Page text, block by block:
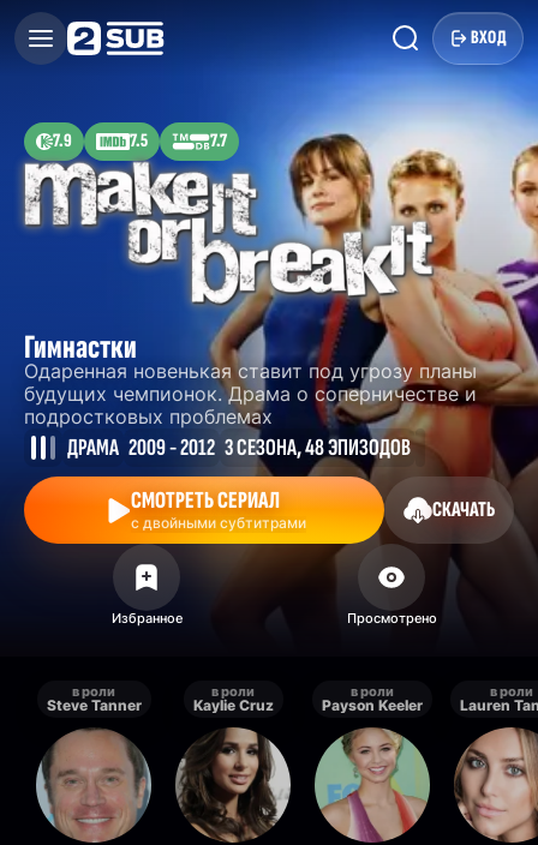
ВХОД
7.9 7.5 7.7
Гимнастки
Одаренная новенькая ставит под угрозу планы
будущих чемпионок. Драма о соперничестве и
подростковых проблемах
ДРАМА 2009 - 2012 3 СЕЗОНА, 48 ЭПИЗОДОВ
СМОТРЕТЬ СЕРИАЛ
с двойными субтитрами
СКАЧАТЬ
в роли
Steve Tanner
в роли
Kaylie Cruz
в роли
Payson Keeler
в роли
Lauren